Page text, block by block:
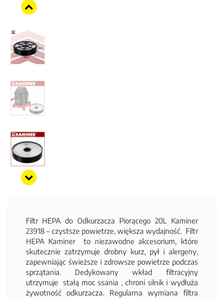
Filtr HEPA do Odkurzacza Piorącego 20L Kaminer
23918 – czystsze powietrze, większa wydajność. Filtr
HEPA Kaminer to niezawodne akcesorium, które
skutecznie zatrzymuje drobny kurz, pył i alergeny,
zapewniając świeższe i zdrowsze powietrze podczas
sprzątania. Dedykowany wkład filtracyjny
utrzymuje stałą moc ssania , chroni silnik i wydłuża
żywotność odkurzacza. Regularna wymiana filtra